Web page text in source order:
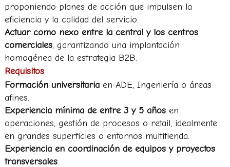
proponiendo planes de acción que impulsen la
eficiencia y la calidad del servicio.
Actuar como nexo entre la central y los centros
comerciales, garantizando una implantación
homogénea de la estrategia B2B.
Requisitos
Formación universitaria en ADE, Ingeniería o áreas
afines.
Experiencia mínima de entre 3 y 5 años en
operaciones, gestión de procesos o retail, idealmente
en grandes superficies o entornos multitienda.
Experiencia en coordinación de equipos y proyectos
transversales.